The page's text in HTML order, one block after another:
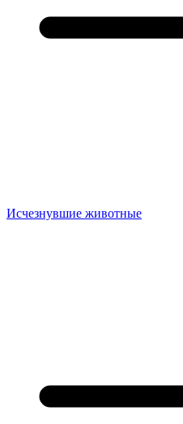
Исчезнувшие животные